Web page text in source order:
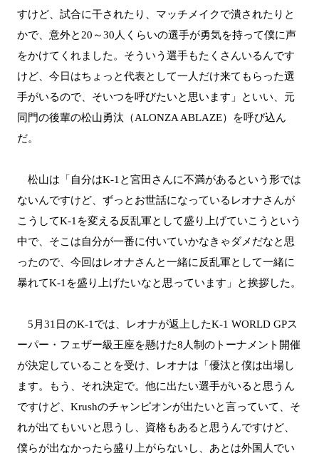
すけど、試合に干されたり、マッチメイクで潰されたりと
かで、意外と20～30人くらいの選手が勇気を持って僕に声
をかけてくれました。そういう選手もたくさんいるんです
けど、今日はちょっと代表として一人だけ来てもらった選
手がいるので、そいつを呼びたいと思います」といい、元
同門の後輩の松山勇汰（ALONZA ABLAZE）を呼び込ん
だ。
松山は「自分はK-1と宮田さんに不満があるという形では
ないんですけど、ずっとお世話になっているレオナさんが
こうしてK-1を変える反乱軍として盛り上げていこうという
中で、そこは自分が一番に付いていかなきゃダメだなと思
ったので、今回はレオナさんと一緒に反乱軍として一緒に
暴れてK-1を盛り上げたいなと思っています」と挨拶した。
5月31日のK-1では、レオナが返上したK-1 WORLD GPス
ーパー・フェザー級王座を懸けた8人制のトーナメント開催
が決定していることを受け、レオナは「優汰と僕は出場し
ます。もう、それ決定で。他に出たい選手がいると思うん
ですけど、Krushのチャンピオンが出たいと言っていて、そ
れが出てもいいと思うし、資格もあると思うんですけど、
僕らが出なかったら盛り上がらないし、あとは外国人でい